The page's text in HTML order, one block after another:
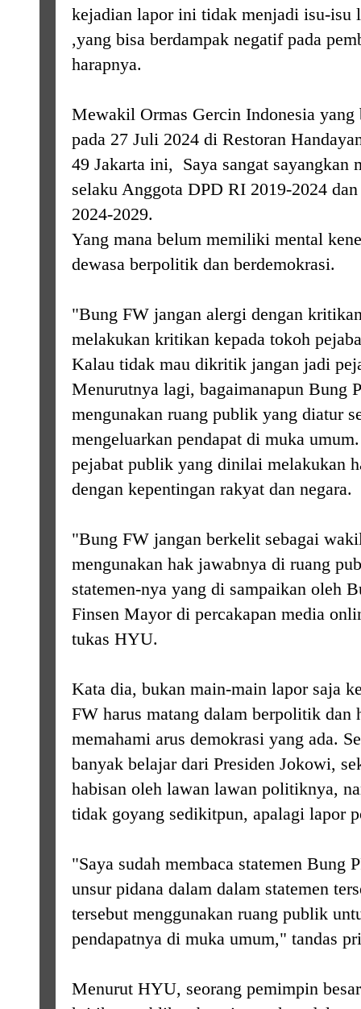
kejadian lapor ini tidak menjadi isu-isu
,yang bisa berdampak negatif pada
harapnya.
Mewakil Ormas Gercin Indonesia
pada 27 Juli 2024 di Restoran
49 Jakarta ini, Saya sangat
selaku Anggota DPD RI 2019-2024
2024-2029.
Yang mana belum memiliki mental
dewasa berpolitik dan berdemokrasi.
"Bung FW jangan alergi dengan
melakukan kritikan kepada tokoh
Kalau tidak mau dikritik jangan jadi
Menurutnya lagi, bagaimanapun Bung
mengunakan ruang publik yang diatur
mengeluarkan pendapat di muka
pejabat publik yang dinilai melakukan
dengan kepentingan rakyat dan negara.
"Bung FW jangan berkelit sebagai
mengunakan hak jawabnya di ruang
statemen-nya yang di sampaikan oleh
Finsen Mayor di percakapan media
tukas HYU.
Kata dia, bukan main-main lapor saja
FW harus matang dalam berpolitik dan
memahami arus demokrasi yang ada.
banyak belajar dari Presiden Jokowi,
habisan oleh lawan lawan politiknya,
tidak goyang sedikitpun, apalagi lapor
"Saya sudah membaca statemen Bung
unsur pidana dalam dalam statemen
tersebut menggunakan ruang publik
pendapatnya di muka umum," tandas
Menurut HYU, seorang pemimpin